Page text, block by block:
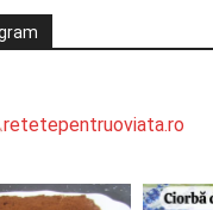
retetepentruoviata.ro